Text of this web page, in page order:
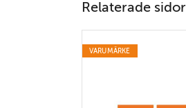
Relaterade sidor
VARUMÄRKE